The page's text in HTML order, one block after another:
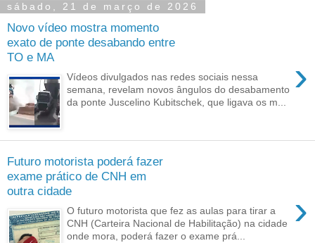
sábado, 21 de março de 2026
Novo vídeo mostra momento
exato de ponte desabando entre
TO e MA
›
Vídeos divulgados nas redes sociais nessa
semana, revelam novos ângulos do desabamento
da ponte Juscelino Kubitschek, que ligava os m...
Futuro motorista poderá fazer
exame prático de CNH em
outra cidade
›
O futuro motorista que fez as aulas para tirar a
CNH (Carteira Nacional de Habilitação) na cidade
onde mora, poderá fazer o exame prá...